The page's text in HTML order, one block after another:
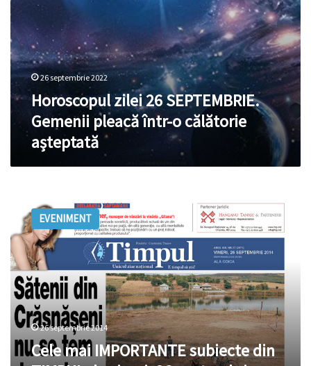
26 septembrie 2022
Horoscopul zilei 26 SEPTEMBRIE.
Gemenii pleacă într-o călătorie
așteptată
IMPORTANTE
subiecte
din
TIMPUL
de
vineri,
26
septembrie
EVENIMENT
26 septembrie 2014
Cele mai IMPORTANTE subiecte din